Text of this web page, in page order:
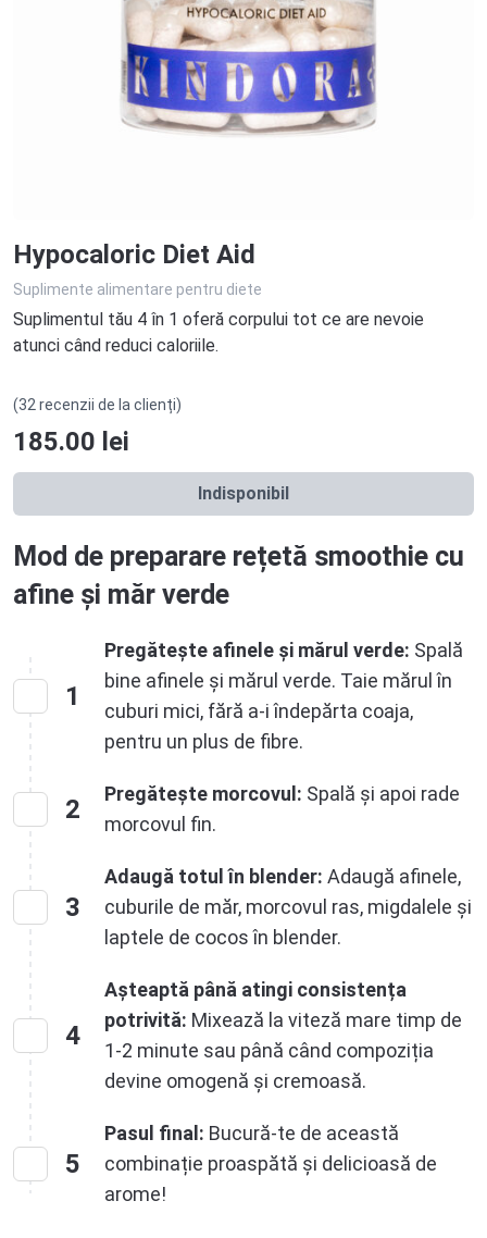
Hypocaloric Diet Aid
Suplimente alimentare pentru diete
Suplimentul tău 4 în 1 oferă corpului tot ce are nevoie
atunci când reduci caloriile.
(32 recenzii de la clienți)
185.00 lei
Indisponibil
Mod de preparare rețetă smoothie cu
afine și măr verde
1
Pregătește afinele și mărul verde: Spală
bine afinele și mărul verde. Taie mărul în
cuburi mici, fără a-i îndepărta coaja,
pentru un plus de fibre.
2
Pregătește morcovul: Spală și apoi rade
morcovul fin.
3
Adaugă totul în blender: Adaugă afinele,
cuburile de măr, morcovul ras, migdalele și
laptele de cocos în blender.
4
Așteaptă până atingi consistența
potrivită: Mixează la viteză mare timp de
1-2 minute sau până când compoziția
devine omogenă și cremoasă.
5
Pasul final: Bucură-te de această
combinație proaspătă și delicioasă de
arome!